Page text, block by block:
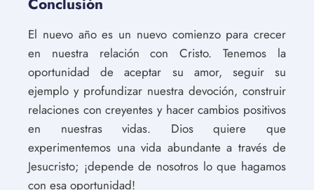
El nuevo año es un nuevo comienzo para crecer
en nuestra relación con Cristo. Tenemos la
oportunidad de aceptar su amor, seguir su
ejemplo y profundizar nuestra devoción, construir
relaciones con creyentes y hacer cambios positivos
en nuestras vidas. Dios quiere que
experimentemos una vida abundante a través de
Jesucristo; ¡depende de nosotros lo que hagamos
con esa oportunidad!